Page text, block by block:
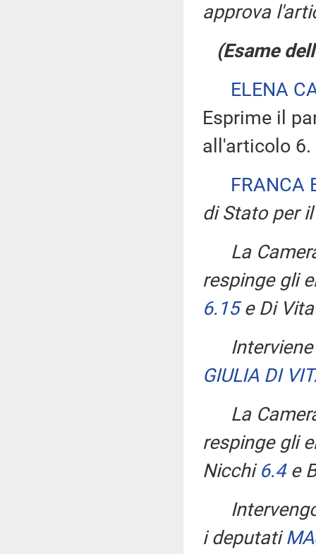
approva
(Esame
ELENA
Esprime il
all'articolo 6.
FRANCA
di Stato per
La
respinge gli
6.15e Di
GIULIA DI
La
respinge gli
Nicchi6.4e
i deputati